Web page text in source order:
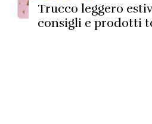
Trucco leggero
consigli e prodotti